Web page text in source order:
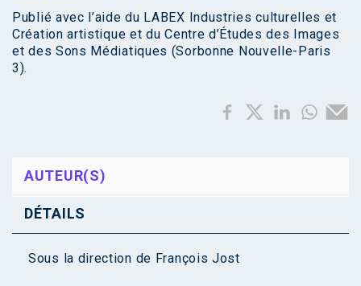
Publié avec l’aide du LABEX Industries culturelles et
Création artistique et du Centre d’Études des Images
et des Sons Médiatiques (Sorbonne Nouvelle-Paris
3).
AUTEUR(S)
DÉTAILS
Sous la direction de François Jost